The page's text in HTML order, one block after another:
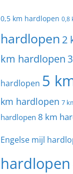
0,5 km hardlopen 0,8
hardlopen 2
km hardlopen
hardlopen 5
km hardlopen 7
hardlopen 8 km
Engelse mijl
hardlopen